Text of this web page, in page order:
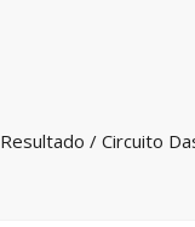
Resultado / Circuito